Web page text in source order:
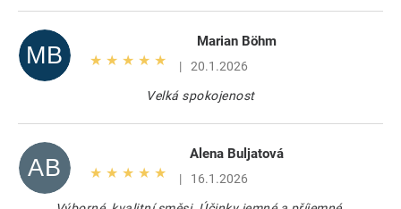
MB
Marian Böhm
Hodnocení produktu je 5 z 5 hvězdiček.
| 20.1.2026
Velká spokojenost
AB
Alena Buljatová
Hodnocení produktu je 5 z 5 hvězdiček.
| 16.1.2026